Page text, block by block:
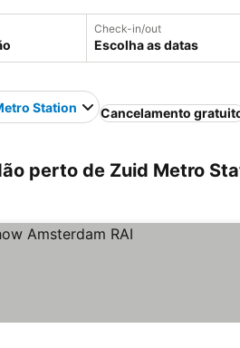
Check-in/out
Escolha as datas
Station Cancelamento
perto de Zuid Metro